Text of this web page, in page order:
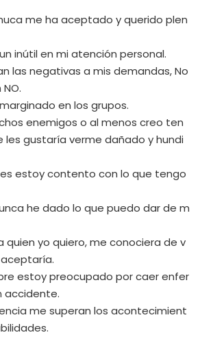
me ha aceptado y querido plen
inútil en mi atención personal.
las negativas a mis demandas, No
en los grupos.
enemigos o al menos creo ten
les gustaría verme dañado y hundi
estoy contento con lo que tengo
he dado lo que puedo dar de m
quien yo quiero, me conociera de v
estoy preocupado por caer enfer
accidente.
me superan los acontecimient